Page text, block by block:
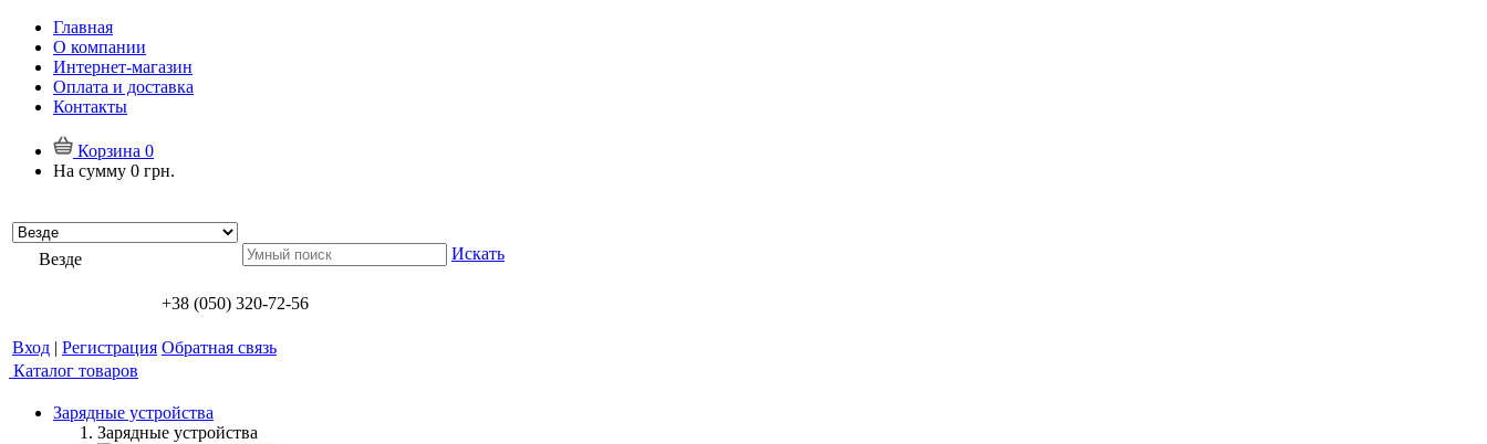
Главная
О компании
Интернет-магазин
Оплата и доставка
Контакты
Корзина 0
На сумму 0 грн.
Везде Искать
+38 (050) 320-72-56
Вход | Регистрация Обратная связь
Каталог товаров
Зарядные устройства
Зарядные устройства